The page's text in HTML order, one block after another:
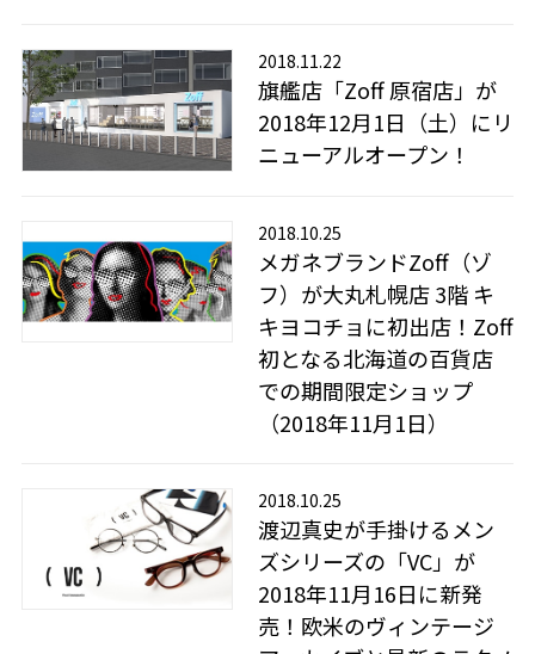
2018.11.22
旗艦店「Zoff 原宿店」が
2018年12月1日（土）にリ
ニューアルオープン！
2018.10.25
メガネブランドZoff（ゾ
フ）が大丸札幌店 3階 キ
キヨコチョに初出店！Zoff
初となる北海道の百貨店
での期間限定ショップ
（2018年11月1日）
2018.10.25
渡辺真史が手掛けるメン
ズシリーズの「VC」が
2018年11月16日に新発
売！欧米のヴィンテージ